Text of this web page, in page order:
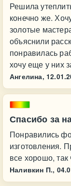
Решила
конечно же.
золотые
объяснили
понравилась
хочу еще у них
Ангелина,
Спасибо за
Понравились
изготовления.
все хорошо,
Наливкин П.,